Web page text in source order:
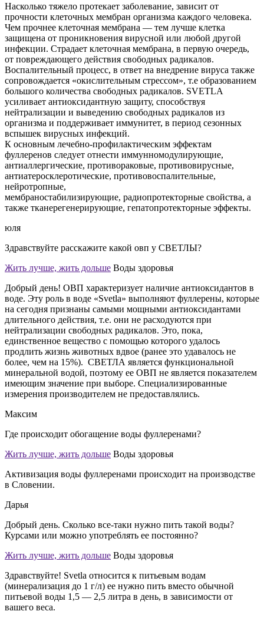
Насколько тяжело протекает заболевание, зависит от
прочности клеточных мембран организма каждого человека.
Чем прочнее клеточная мембрана — тем лучше клетка
защищена от проникновения вирусной или любой другой
инфекции. Страдает клеточная мембрана, в первую очередь,
от повреждающего действия свободных радикалов.
Воспалительный процесс, в ответ на внедрение вируса также
сопровождается «окислительным стрессом», т.е образованием
большого количества свободных радикалов. SVETLA
усиливает антиоксидантную защиту, способствуя
нейтрализации и выведению свободных радикалов из
организма и поддерживает иммунитет, в период сезонных
вспышек вирусных инфекций.
К основным лечебно-профилактическим эффектам
фуллеренов следует отнести иммунномодулирующие,
антиаллергические, противораковые, противовирусные,
антиатеросклеротические, противовоспалительные,
нейротропные,
мембраностабилизирующие, радиопротекторные свойства, а
также тканерегенерирующие, гепатопротекторные эффекты.
юля
Здравствуйте расскажите какой овп у СВЕТЛЫ?
Жить лучше, жить дольше Воды здоровья
Добрый день! ОВП характеризует наличие антиоксидантов в
воде. Эту роль в воде «Svetla» выполняют фуллерены, которые
на сегодня признаны самыми мощными антиоксидантами
длительного действия, т.е. они не расходуются при
нейтрализации свободных радикалов. Это, пока,
единственное вещество с помощью которого удалось
продлить жизнь животных вдвое (ранее это удавалось не
более, чем на 15%). СВЕТЛА является функциональной
минеральной водой, поэтому ее ОВП не является показателем
имеющим значение при выборе. Специализированные
измерения производителем не предоставлялись.
Максим
Где происходит обогащение воды фуллеренами?
Жить лучше, жить дольше Воды здоровья
Активизация воды фуллеренами происходит на производстве
в Словении.
Дарья
Добрый день. Сколько все-таки нужно пить такой воды?
Курсами или можно употреблять ее постоянно?
Жить лучше, жить дольше Воды здоровья
Здравствуйте! Svetla относится к питьевым водам
(минерализация до 1 г/л) ее нужно пить вместо обычной
питьевой воды 1,5 — 2,5 литра в день, в зависимости от
вашего веса.